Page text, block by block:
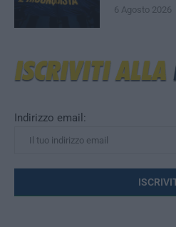
Indirizzo email:
6 Agosto 2026